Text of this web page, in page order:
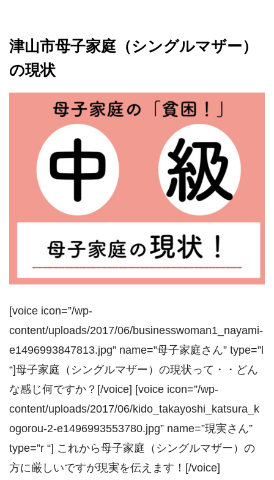
津山市母子家庭（シングルマザー）
の現状
[voice icon=”/wp-
content/uploads/2017/06/businesswoman1_nayami-
e1496993847813.jpg” name=”母子家庭さん” type=”l
“]母子家庭（シングルマザー）の現状って・・どん
な感じ何ですか？[/voice] [voice icon=”/wp-
content/uploads/2017/06/kido_takayoshi_katsura_k
ogorou-2-e1496993553780.jpg” name=”現実さん”
type=”r “] これから母子家庭（シングルマザー）の
方に厳しいですが現実を伝えます！[/voice]